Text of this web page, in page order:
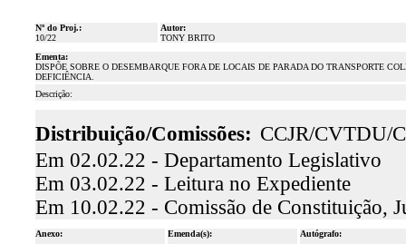
Nº do Proj.:
10/22
Autor:
TONY BRITO
Ementa:
DISPÕE SOBRE O DESEMBARQUE FORA DE LOCAIS DE PARADA DO TRANSPORTE
DEFICIÊNCIA.
Descrição:
Distribuição/Comissões: CCJR/CVTDU/
Em 02.02.22 - Departamento Legislativo
Em 03.02.22 - Leitura no Expediente
Em 10.02.22 - Comissão de Constituição,
Anexo:
Emenda(s):
Autógrafo: